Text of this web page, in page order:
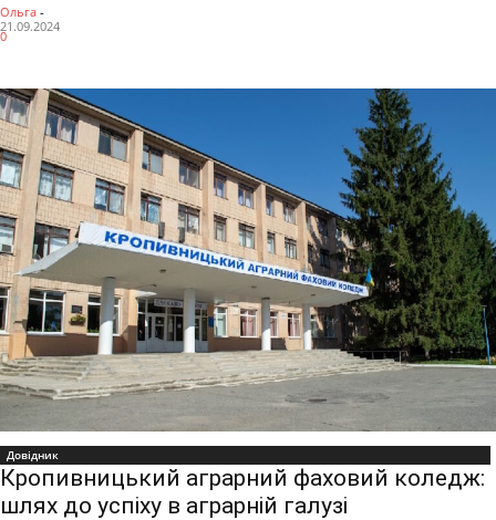
Ольга -
21.09.2024
0
Довідник
Кропивницький аграрний фаховий коледж:
шлях до успіху в аграрній галузі